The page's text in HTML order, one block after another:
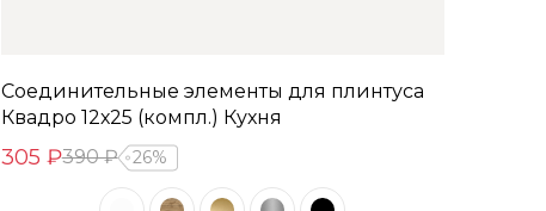
Соединительные элементы для плинтуса
Квадро 12х25 (компл.) Кухня
305 ₽390 ₽ 26%